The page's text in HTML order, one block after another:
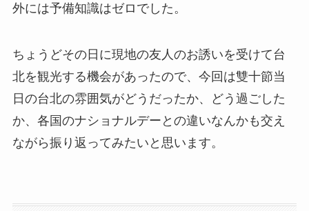
外には予備知識はゼロでした。
ちょうどその日に現地の友人のお誘いを受けて台
北を観光する機会があったので、今回は雙十節当
日の台北の雰囲気がどうだったか、どう過ごした
か、各国のナショナルデーとの違いなんかも交え
ながら振り返ってみたいと思います。